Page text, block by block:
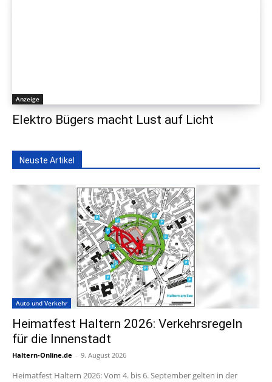
Anzeige
Elektro Bügers macht Lust auf Licht
Neuste Artikel
Auto und Verkehr
Heimatfest Haltern 2026: Verkehrsregeln
für die Innenstadt
Haltern-Online.de - 9. August 2026
Heimatfest Haltern 2026: Vom 4. bis 6. September gelten in der